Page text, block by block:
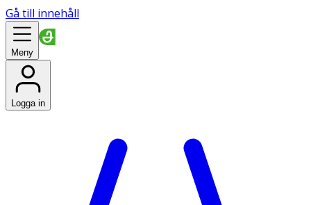
Gå till innehåll
Meny
Logga in